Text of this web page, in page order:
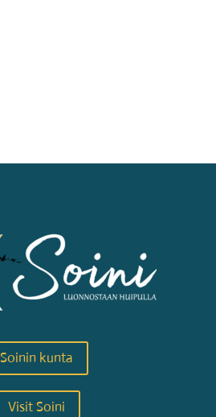
Soinin kunta
Visit Soini